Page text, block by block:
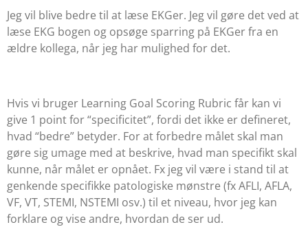
Jeg vil blive bedre til at læse EKGer. Jeg vil gøre det ved at
læse EKG bogen og opsøge sparring på EKGer fra en
ældre kollega, når jeg har mulighed for det.
Hvis vi bruger Learning Goal Scoring Rubric får kan vi
give 1 point for “specificitet”, fordi det ikke er defineret,
hvad “bedre” betyder. For at forbedre målet skal man
gøre sig umage med at beskrive, hvad man specifikt skal
kunne, når målet er opnået. Fx jeg vil være i stand til at
genkende specifikke patologiske mønstre (fx AFLI, AFLA,
VF, VT, STEMI, NSTEMI osv.) til et niveau, hvor jeg kan
forklare og vise andre, hvordan de ser ud.